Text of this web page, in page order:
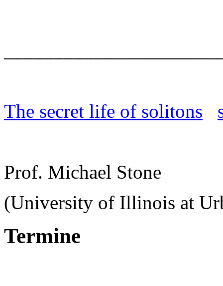
The secret life of solitons
Prof. Michael Stone
(University of Illinois at
Termine